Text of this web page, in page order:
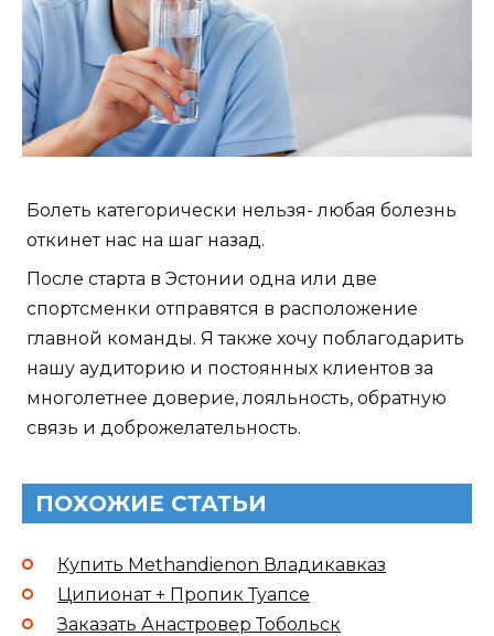
Болеть категорически нельзя- любая болезнь
откинет нас на шаг назад.
После старта в Эстонии одна или две
спортсменки отправятся в расположение
главной команды. Я также хочу поблагодарить
нашу аудиторию и постоянных клиентов за
многолетнее доверие, лояльность, обратную
связь и доброжелательность.
ПОХОЖИЕ СТАТЬИ
Купить Methandienon Владикавказ
Ципионат + Пропик Туапсе
Заказать Анастровер Тобольск